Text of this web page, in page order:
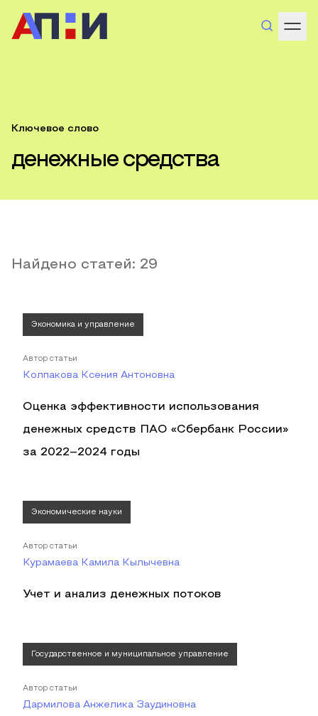
Ключевое слово
денежные средства
Найдено статей: 29
Экономика и управление
Автор статьи
Колпакова Ксения Антоновна
Оценка эффективности использования
денежных средств ПАО «Сбербанк России»
за 2022–2024 годы
Экономические науки
Автор статьи
Курамаева Камила Кылычевна
Учет и анализ денежных потоков
Государственное и муниципальное управление
Автор статьи
Дармилова Анжелика Заудиновна